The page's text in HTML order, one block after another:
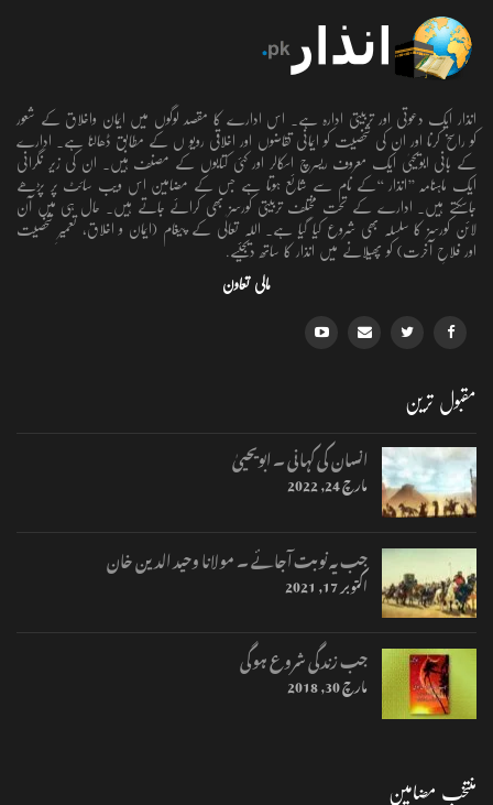
انذار ایک دعوتی اور تربیتی ادارہ ہے۔ اس ادارے کا مقصد لوگوں میں ایمان واخلاق کے شعور
کو راسخ کرنا اور ان کی شخصیت کو ایمانی تقاضوں اور اخلاقی رویو ں کے مطابق ڈھالنا ہے۔ ادارے
کے بانی ابویحییٰ ایک معروف ریسرچ اسکالر اور کئی کتابوں کے مصنف ہیں۔ ان کی زیر نگرانی
ایک ماہنامہ ’’انذار ‘‘کے نام سے شائع ہوتا ہے جس کے مضامین اس ویب سائٹ پر پڑھے
جاسکتے ہیں۔ ادارے کے تحت مختلف تربیتی کورسز بھی کرائے جاتے ہیں۔ حال ہی میں آن
لائن کورسز کا سلسلہ بھی شروع کیا گیا ہے۔ اللہ تعالٰی کے پیغام (ایمان و اخلاق، تعمیرِ شخصیت
اور فلاحِ آخرت) کو پھیلانے میں انذار کا ساتھ دیجئیے.
مالی تعاون
مقبول ترین
انسان کی کہانی ۔ ابویحییٰ
مارچ 24, 2022
جب یہ نوبت آجائے ۔ مولانا وحید الدین خان
اکتوبر 17, 2021
جب زندگی شروع ہوگی
مارچ 30, 2018
منتخب مضامین